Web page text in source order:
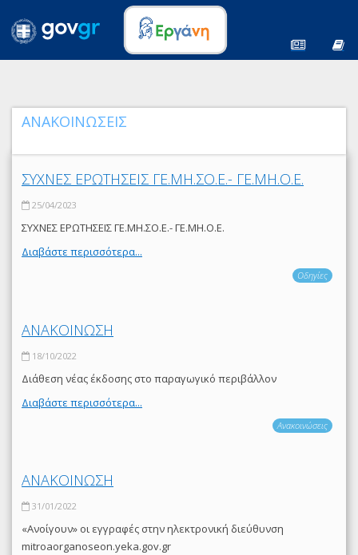
ΑΝΑΚΟΙΝΩΣΕΙΣ
ΣΥΧΝΕΣ ΕΡΩΤΗΣΕΙΣ ΓΕ.ΜΗ.ΣΟ.Ε.- ΓΕ.ΜΗ.Ο.Ε.
25/04/2023
ΣΥΧΝΕΣ ΕΡΩΤΗΣΕΙΣ ΓΕ.ΜΗ.ΣΟ.Ε.- ΓΕ.ΜΗ.Ο.Ε.
Διαβάστε περισσότερα...
Οδηγίες
ΑΝΑΚΟΙΝΩΣΗ
18/10/2022
Διάθεση νέας έκδοσης στο παραγωγικό περιβάλλον
Διαβάστε περισσότερα...
Ανακοινώσεις
ΑΝΑΚΟΙΝΩΣΗ
31/01/2022
«Ανοίγουν» οι εγγραφές στην ηλεκτρονική διεύθυνση
mitroaorganoseon.yeka.gov.gr